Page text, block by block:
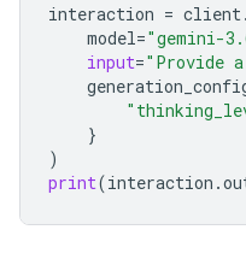
interaction = client.
model="gemini-
input="Provide
}
)
print(interaction .